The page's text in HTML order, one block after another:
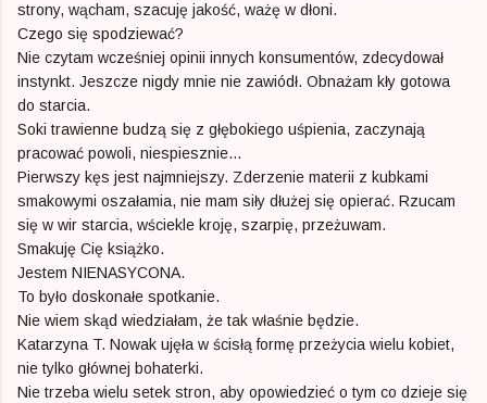
strony, wącham, szacuję jakość, ważę w dłoni.
Czego się spodziewać?
Nie czytam wcześniej opinii innych konsumentów, zdecydował
instynkt. Jeszcze nigdy mnie nie zawiódł. Obnażam kły gotowa
do starcia.
Soki trawienne budzą się z głębokiego uśpienia, zaczynają
pracować powoli, niespiesznie...
Pierwszy kęs jest najmniejszy. Zderzenie materii z kubkami
smakowymi oszałamia, nie mam siły dłużej się opierać. Rzucam
się w wir starcia, wściekle kroję, szarpię, przeżuwam.
Smakuję Cię książko.
Jestem NIENASYCONA.
To było doskonałe spotkanie.
Nie wiem skąd wiedziałam, że tak właśnie będzie.
Katarzyna T. Nowak ujęła w ścisłą formę przeżycia wielu kobiet,
nie tylko głównej bohaterki.
Nie trzeba wielu setek stron, aby opowiedzieć o tym co dzieje się